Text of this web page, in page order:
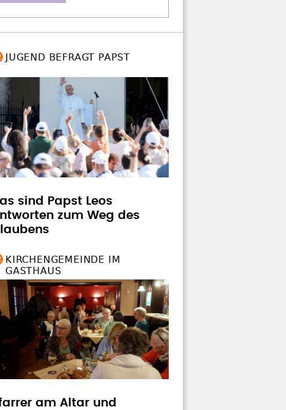
JUGEND BEFRAGT PAPST
sind Papst Leos
zum Weg des
KIRCHENGEMEINDE IM
GASTHAUS
am Altar und